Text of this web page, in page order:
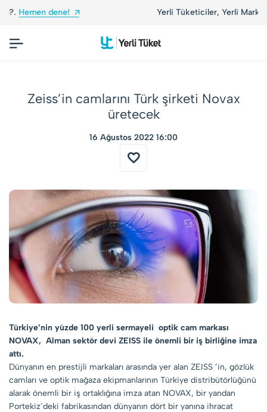
Yerli Tüketiciler, Yerli Markalarla Buluşuyor!
Zeiss’in camlarını Türk şirketi Novax
üretecek
16 Ağustos 2022 16:00
Türkiye’nin yüzde 100 yerli sermayeli optik cam markası
NOVAX, Alman sektör devi ZEISS ile önemli bir iş birliğine imza
attı.
Dünyanın en prestijli markaları arasında yer alan ZEISS ’in, gözlük
camları ve optik mağaza ekipmanlarının Türkiye distribütörlüğünü
alarak önemli bir iş ortaklığına imza atan NOVAX, bir yandan
Portekiz’deki fabrikasından dünyanın dört bir yanına ihracat